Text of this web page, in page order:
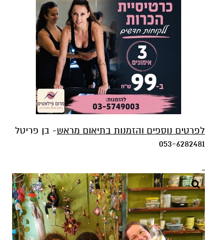
לפרטים נוספים והזמנות בתיאום מראש- בן פריטל
053-6282481